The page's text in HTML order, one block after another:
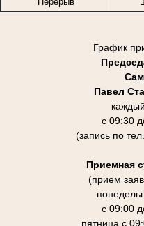
График
Павел
с 09:30
(запись по
Приемная
(прием
с 09:00
пятница с